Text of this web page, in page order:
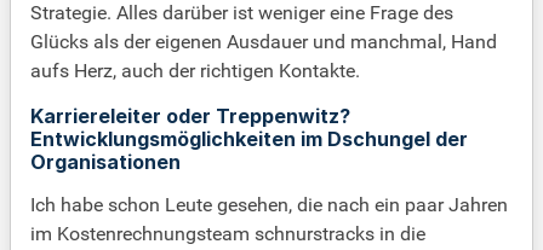
Strategie. Alles darüber ist weniger eine Frage des
Glücks als der eigenen Ausdauer und manchmal, Hand
aufs Herz, auch der richtigen Kontakte.
Karriereleiter oder Treppenwitz?
Entwicklungsmöglichkeiten im Dschungel der
Organisationen
Ich habe schon Leute gesehen, die nach ein paar Jahren
im Kostenrechnungsteam schnurstracks in die